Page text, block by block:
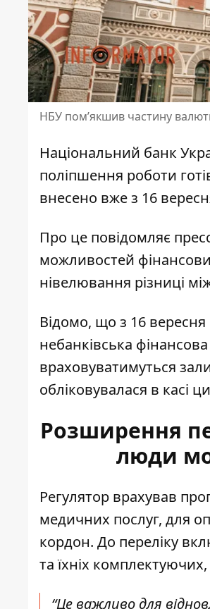
НБУ пом’якшив частину
Національний банк
поліпшення роботи
внесено вже з 16
Про це повідомляє
можливостей
нівелювання різниці
Відомо, що з 16 вересня
небанківська
враховуватимуться
обліковувалася в касі
Розширення
люди
Регулятор врахував
медичних послуг, для
кордон. До переліку
та їхніх
“Це важливо для